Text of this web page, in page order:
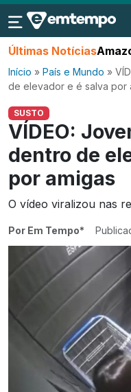
Últimas Notícias
Início » País e Mundo »
de elevador e é salva por
SUSTO
VÍDEO:
dentro de
por amigas
O vídeo viralizou nas
Por Em Tempo*